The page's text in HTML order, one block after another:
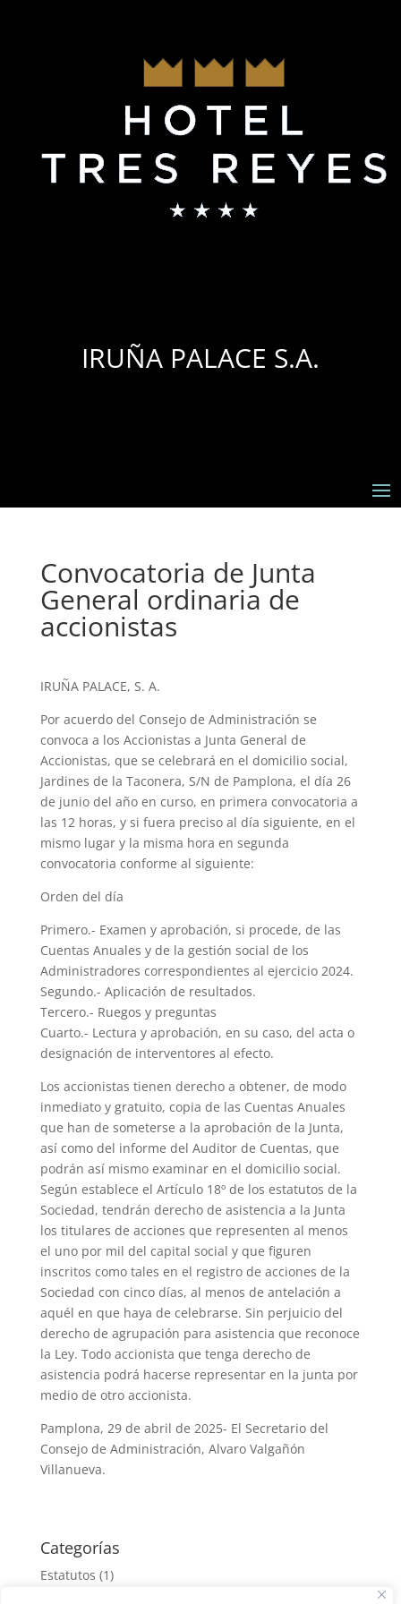
IRUÑA PALACE S.A.
Convocatoria de Junta
General ordinaria de
accionistas
IRUÑA PALACE, S. A.
Por acuerdo del Consejo de Administración se
convoca a los Accionistas a Junta General de
Accionistas, que se celebrará en el domicilio social,
Jardines de la Taconera, S/N de Pamplona, el día 26
de junio del año en curso, en primera convocatoria a
las 12 horas, y si fuera preciso al día siguiente, en el
mismo lugar y la misma hora en segunda
convocatoria conforme al siguiente:
Orden del día
Primero.- Examen y aprobación, si procede, de las
Cuentas Anuales y de la gestión social de los
Administradores correspondientes al ejercicio 2024.
Segundo.- Aplicación de resultados.
Tercero.- Ruegos y preguntas
Cuarto.- Lectura y aprobación, en su caso, del acta o
designación de interventores al efecto.
Los accionistas tienen derecho a obtener, de modo
inmediato y gratuito, copia de las Cuentas Anuales
que han de someterse a la aprobación de la Junta,
así como del informe del Auditor de Cuentas, que
podrán así mismo examinar en el domicilio social.
Según establece el Artículo 18º de los estatutos de la
Sociedad, tendrán derecho de asistencia a la Junta
los titulares de acciones que representen al menos
el uno por mil del capital social y que figuren
inscritos como tales en el registro de acciones de la
Sociedad con cinco días, al menos de antelación a
aquél en que haya de celebrarse. Sin perjuicio del
derecho de agrupación para asistencia que reconoce
la Ley. Todo accionista que tenga derecho de
asistencia podrá hacerse representar en la junta por
medio de otro accionista.
Pamplona, 29 de abril de 2025- El Secretario del
Consejo de Administración, Alvaro Valgañón
Villanueva.
Categorías
Estatutos (1)